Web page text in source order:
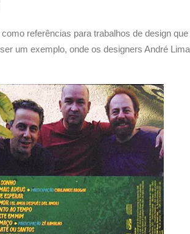
referências para trabalhos de design
um exemplo, onde os designers André